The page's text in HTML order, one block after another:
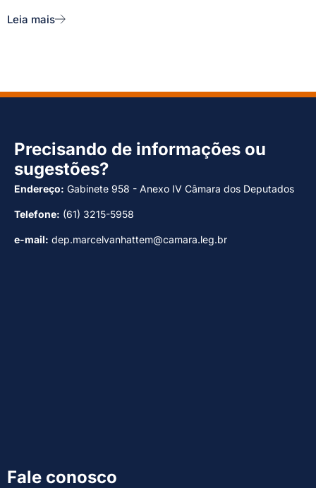
Leia mais
Precisando de informações ou
sugestões?
Endereço: Gabinete 958 - Anexo IV Câmara dos Deputados
Telefone: (61) 3215-5958
e-mail: dep.marcelvanhattem@camara.leg.br
Fale conosco